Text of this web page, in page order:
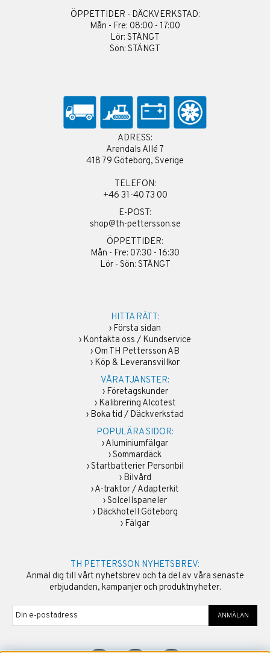
ÖPPETTIDER - DÄCKVERKSTAD:
Mån - Fre: 08:00 - 17:00
Lör: STÄNGT
Sön: STÄNGT
ADRESS:
Arendals Allé 7
418 79 Göteborg, Sverige
TELEFON:
+46 31-40 73 00
E-POST:
shop@th-pettersson.se
ÖPPETTIDER:
Mån - Fre: 07:30 - 16:30
Lör - Sön: STÄNGT
HITTA RÄTT:
› Första sidan
› Kontakta oss / Kundservice
› Om TH Pettersson AB
› Köp & Leveransvillkor
VÅRA TJÄNSTER:
› Företagskunder
› Kalibrering Alcotest
› Boka tid / Däckverkstad
POPULÄRA SIDOR:
›Aluminiumfälgar
›Sommardäck
›Startbatterier Personbil
› Bilvård
›A-traktor / Adapterkit
›Solcellspaneler
› Däckhotell Göteborg
› Fälgar
TH PETTERSSON NYHETSBREV:
Anmäl dig till vårt nyhetsbrev och ta del av våra senaste
erbjudanden, kampanjer och produktnyheter.
ANMÄLAN